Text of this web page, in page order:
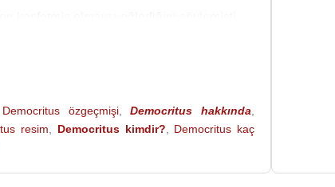
gözümüze girmesiydi.
yönelten zorunluluklardır ve insanlar
Teğet", "Geometri Üzerine", "Sayılar
Democritus özgeçmişi,Democritus hakkında
resim Democritus kimdir?
Democritus kaç